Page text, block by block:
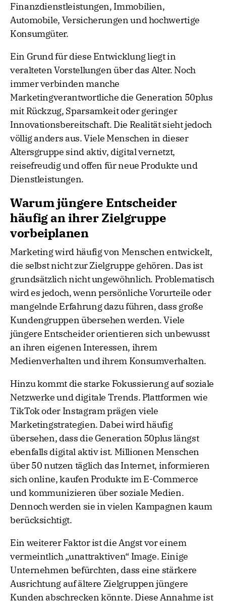
Finanzdienstleistungen, Immobilien,
Automobile, Versicherungen und hochwertige
Konsumgüter.
Ein Grund für diese Entwicklung liegt in
veralteten Vorstellungen über das Alter. Noch
immer verbinden manche
Marketingverantwortliche die Generation 50plus
mit Rückzug, Sparsamkeit oder geringer
Innovationsbereitschaft. Die Realität sieht jedoch
völlig anders aus. Viele Menschen in dieser
Altersgruppe sind aktiv, digital vernetzt,
reisefreudig und offen für neue Produkte und
Dienstleistungen.
Warum jüngere Entscheider
häufig an ihrer Zielgruppe
vorbeiplanen
Marketing wird häufig von Menschen entwickelt,
die selbst nicht zur Zielgruppe gehören. Das ist
grundsätzlich nicht ungewöhnlich. Problematisch
wird es jedoch, wenn persönliche Vorurteile oder
mangelnde Erfahrung dazu führen, dass große
Kundengruppen übersehen werden. Viele
jüngere Entscheider orientieren sich unbewusst
an ihren eigenen Interessen, ihrem
Medienverhalten und ihrem Konsumverhalten.
Hinzu kommt die starke Fokussierung auf soziale
Netzwerke und digitale Trends. Plattformen wie
TikTok oder Instagram prägen viele
Marketingstrategien. Dabei wird häufig
übersehen, dass die Generation 50plus längst
ebenfalls digital aktiv ist. Millionen Menschen
über 50 nutzen täglich das Internet, informieren
sich online, kaufen Produkte im E-Commerce
und kommunizieren über soziale Medien.
Dennoch werden sie in vielen Kampagnen kaum
berücksichtigt.
Ein weiterer Faktor ist die Angst vor einem
vermeintlich „unattraktiven“ Image. Einige
Unternehmen befürchten, dass eine stärkere
Ausrichtung auf ältere Zielgruppen jüngere
Kunden abschrecken könnte. Diese Annahme ist